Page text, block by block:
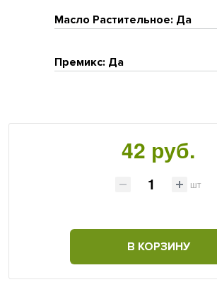
Масло Растительное: Да
Премикс: Да
42 руб.
шт
В КОРЗИНУ